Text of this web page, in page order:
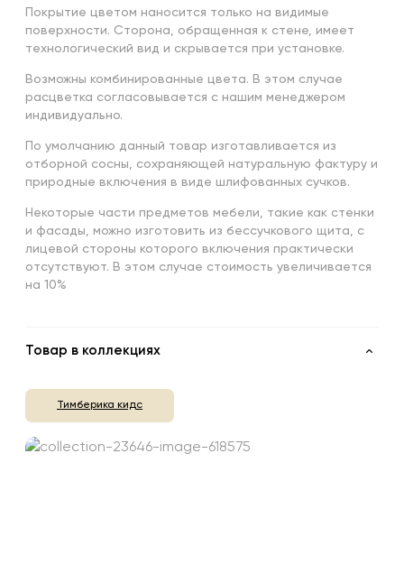
Покрытие цветом наносится только на видимые
поверхности. Сторона, обращенная к стене, имеет
технологический вид и скрывается при установке.
Возможны комбинированные цвета. В этом случае
расцветка согласовывается с нашим менеджером
индивидуально.
По умолчанию данный товар изготавливается из
отборной сосны, сохраняющей натуральную фактуру и
природные включения в виде шлифованных сучков.
Некоторые части предметов мебели, такие как стенки
и фасады, можно изготовить из бессучкового щита, с
лицевой стороны которого включения практически
отсутствуют. В этом случае стоимость увеличивается
на 10%
Товар в коллекциях
Тимберика кидс